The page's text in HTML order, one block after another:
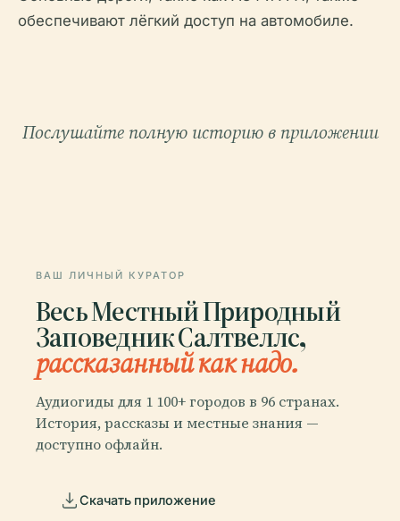
обеспечивают лёгкий доступ на автомобиле.
Послушайте полную историю в приложении
ВАШ ЛИЧНЫЙ КУРАТОР
Весь Местный Природный
Заповедник Салтвеллс,
рассказанный как надо.
Аудиогиды для 1 100+ городов в 96 странах.
История, рассказы и местные знания —
доступно офлайн.
Скачать приложение